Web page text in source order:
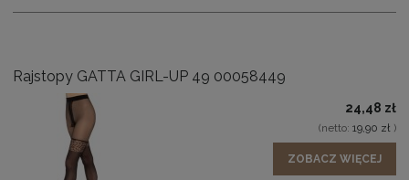
Rajstopy GATTA GIRL-UP 49 00058449
24,48 zł
(netto: 19,90 zł )
ZOBACZ WIĘCEJ